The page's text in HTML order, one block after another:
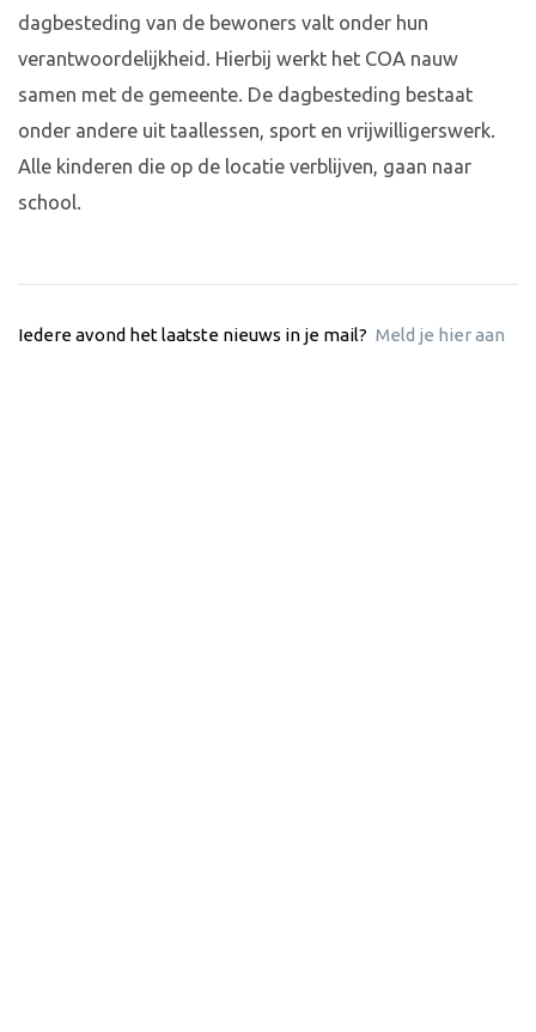
dagbesteding van de bewoners valt onder hun
verantwoordelijkheid. Hierbij werkt het COA nauw
samen met de gemeente. De dagbesteding bestaat
onder andere uit taallessen, sport en vrijwilligerswerk.
Alle kinderen die op de locatie verblijven, gaan naar
school.
Iedere avond het laatste nieuws in je mail? Meld je hier aan